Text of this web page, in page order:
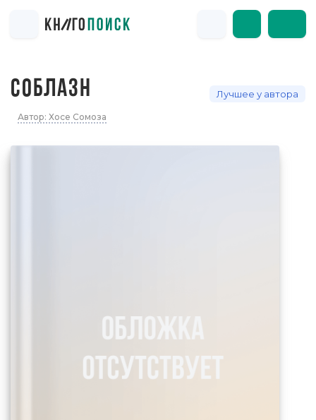
СОБЛАЗН Лучшее у автора
Автор: Хосе Сомоза